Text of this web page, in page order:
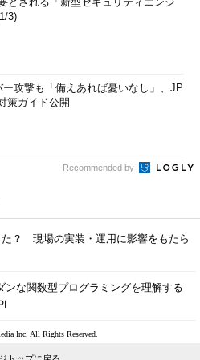
3)
ー攻撃も「備えあれば憂いなし」、JP
策ガイド公開
Recommended by
た？ 現場の実装・運用に影響をもたら
ンな関数型プログラミングを理解する
Inc. All Rights Reserved.